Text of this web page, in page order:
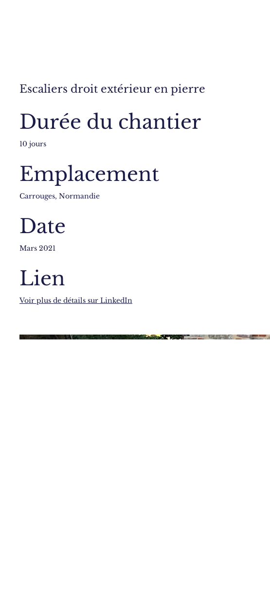
Escaliers droit extérieur en pierre
Durée du chantier
10 jours
Emplacement
Carrouges, Normandie
Date
Mars 2021
Lien
Voir plus de détails sur LinkedIn